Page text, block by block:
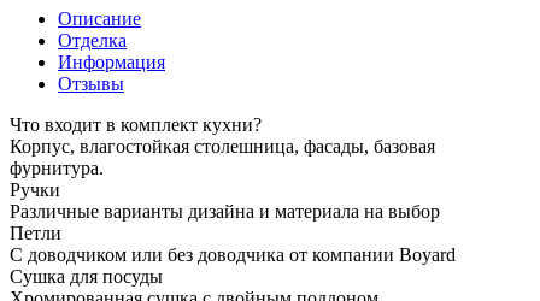
Описание
Отделка
Информация
Отзывы
Что входит в комплект кухни?
Корпус, влагостойкая столешница, фасады, базовая
фурнитура.
Ручки
Различные варианты дизайна и материала на выбор
Петли
С доводчиком или без доводчика от компании Boyard
Сушка для посуды